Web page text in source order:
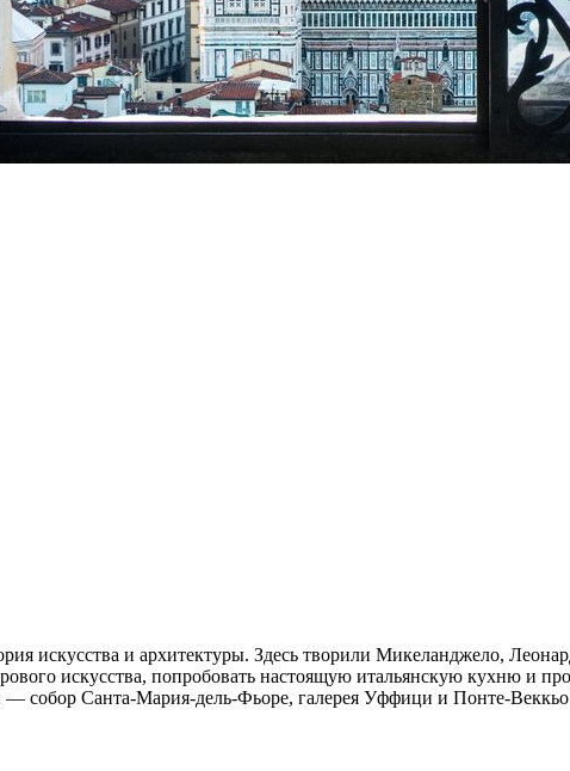
искусства и архитектуры. Здесь творили Микеланджело,
искусства, попробовать настоящую итальянскую кухню и
собор Санта-Мария-дель-Фьоре, галерея Уффици и Понте-